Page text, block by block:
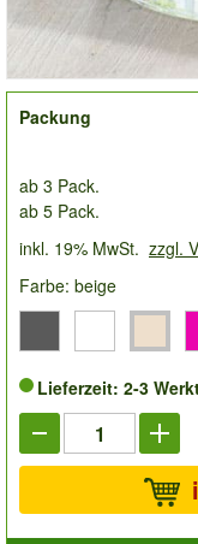
order
Packung
ab 3 Pack.
ab 5 Pack.
inkl. 19% MwSt. zzgl.
Farbe: beige
Lieferzeit: 2-3